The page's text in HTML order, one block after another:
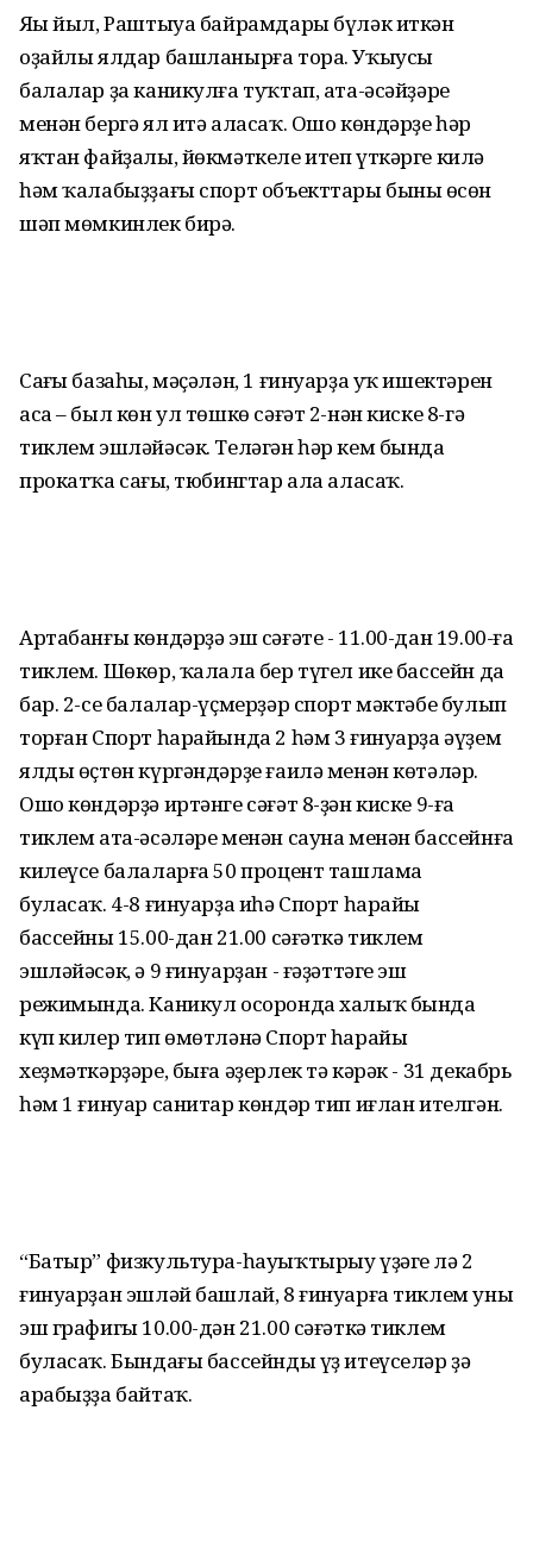
Яңы йыл, Раштыуа байрамдары бүләк иткән
оҙайлы ялдар башланырға тора. Уҡыусы
балалар ҙа каникулға туҡтап, ата-әсәйҙәре
менән бергә ял итә аласаҡ. Ошо көндәрҙе һәр
яҡтан файҙалы, йөкмәткеле итеп үткәрге килә
һәм ҡалабыҙҙағы спорт объекттары бының өсөн
шәп мөмкинлек бирә.
Саңғы базаһы, мәҫәлән, 1 ғинуарҙа уҡ ишектәрен
аса – был көн ул төшкө сәғәт 2-нән киске 8-гә
тиклем эшләйәсәк. Теләгән һәр кем бында
прокатҡа саңғы, тюбингтар ала аласаҡ.
Артабанғы көндәрҙә эш сәғәте - 11.00-дан 19.00-ға
тиклем. Шөкөр, ҡалала бер түгел ике бассейн да
бар. 2-се балалар-үҫмерҙәр спорт мәктәбе булып
торған Спорт һарайында 2 һәм 3 ғинуарҙа әүҙем
ялды өҫтөн күргәндәрҙе ғаилә менән көтәләр.
Ошо көндәрҙә иртәнге сәғәт 8-ҙән киске 9-ға
тиклем ата-әсәләре менән сауна менән бассейнға
килеүсе балаларға 50 процент ташлама
буласаҡ. 4-8 ғинуарҙа иһә Спорт һарайы
бассейны 15.00-дан 21.00 сәғәткә тиклем
эшләйәсәк, ә 9 ғинуарҙан - ғәҙәттәге эш
режимында. Каникул осоронда халыҡ бында
күп килер тип өмөтләнә Спорт һарайы
хеҙмәткәрҙәре, быға әҙерлек тә кәрәк - 31 декабрь
һәм 1 ғинуар санитар көндәр тип иғлан ителгән.
“Батыр” физкультура-һауыҡтырыу үҙәге лә 2
ғинуарҙан эшләй башлай, 8 ғинуарға тиклем уның
эш графигы 10.00-дән 21.00 сәғәткә тиклем
буласаҡ. Бындағы бассейнды үҙ итеүселәр ҙә
арабыҙҙа байтаҡ.